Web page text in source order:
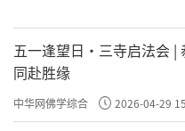
五一逢望日・三寺启法会 |
同赴胜缘
中华网佛学综合 2026-04-29